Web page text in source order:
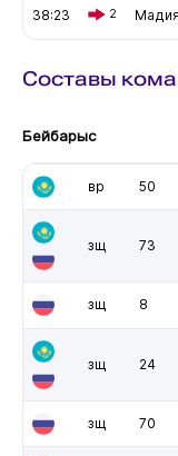
38:23 2
Составы
Бейбарыс
вр 50
зщ 73
зщ 8
зщ 24
зщ 70